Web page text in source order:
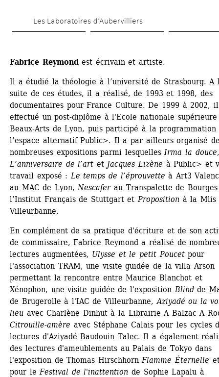
au
Les Laboratoires d’Aubervilliers
Fabrice Reymondest écrivain et artiste.
Il a étudié la théologie à l’université de Strasbourg. A
suite de ces études, il a réalisé, de 1993 et 1998, des
documentaires pour France Culture. De 1999 à 2002,
effectué un post-diplôme à l'Ecole nationale supérieure
Beaux-Arts de Lyon, puis participé à la programmation
l’espace alternatif Public>. Il a par ailleurs organisé
nombreuses expositions parmi lesquelles Irma la douce,
L’anniversaire de l’art et Jacques Lizène à Public> et
travail exposé : Le temps de l’éprouvette à Art3
au MAC de Lyon, Nescaferau Transpalette de
l’Institut Français de Stuttgart et Proposition à la Mlis
Villeurbanne.
En complément de sa pratique d'écriture et de son
de commissaire, Fabrice Reymond a réalisé de
lectures augmentées, Ulysse et le petit Poucetpour
l'association TRAM, une visite guidée de la villa Arson
permettant la rencontre entre Maurice Blanchot et
Xénophon, une visite guidée de l'exposition Blindde
de Brugerolle à l'IAC de Villeurbanne, Aziyadé ou la
lieu avec Charlène Dinhut à la Librairie A Balzac A
Citrouille-amère avec Stéphane Calais pour les cycles
lectures d'Aziyadé Baudouin Talec. Il a également
des lectures d'ameublements au Palais de Tokyo dans
l'exposition de Thomas Hirschhorn Flamme Éternelle
pour le Festival de l'inattention de Sophie Lapalu à